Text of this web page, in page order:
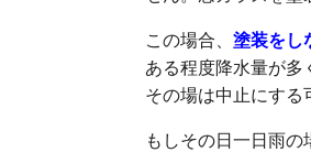
この場合、 塗装をし
ある程度降水量が多
その場は中止にする
もしその日一日雨の